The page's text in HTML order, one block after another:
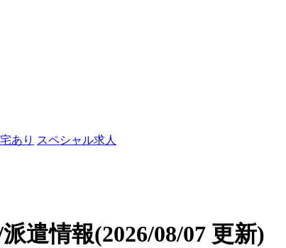
あり スペシャル求人
遣情報(2026/08/07 更新)